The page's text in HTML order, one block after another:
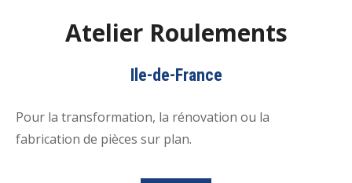
Atelier Roulements
Ile-de-France
Pour la transformation, la rénovation ou la
fabrication de pièces sur plan.